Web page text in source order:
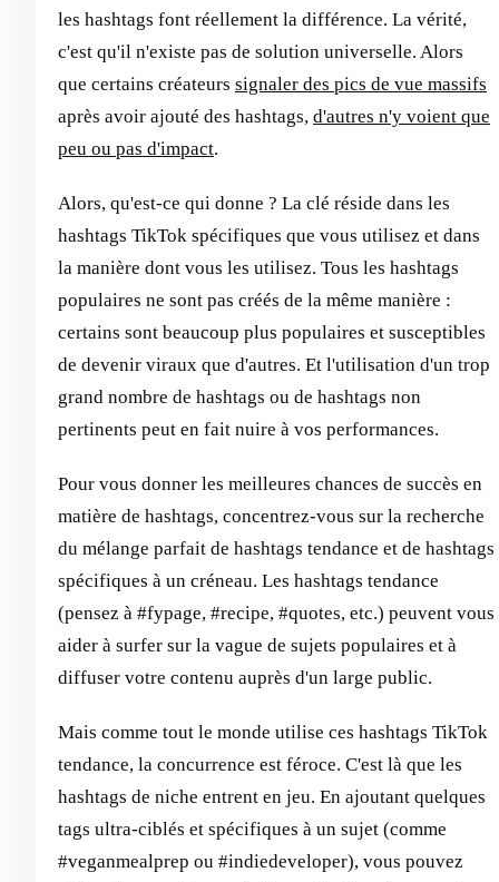
les hashtags font réellement la différence. La vérité,
c'est qu'il n'existe pas de solution universelle. Alors
que certains créateurs signaler des pics de vue massifs
après avoir ajouté des hashtags, d'autres n'y voient que
peu ou pas d'impact.
Alors, qu'est-ce qui donne ? La clé réside dans les
hashtags TikTok spécifiques que vous utilisez et dans
la manière dont vous les utilisez. Tous les hashtags
populaires ne sont pas créés de la même manière :
certains sont beaucoup plus populaires et susceptibles
de devenir viraux que d'autres. Et l'utilisation d'un trop
grand nombre de hashtags ou de hashtags non
pertinents peut en fait nuire à vos performances.
Pour vous donner les meilleures chances de succès en
matière de hashtags, concentrez-vous sur la recherche
du mélange parfait de hashtags tendance et de hashtags
spécifiques à un créneau. Les hashtags tendance
(pensez à #fypage, #recipe, #quotes, etc.) peuvent vous
aider à surfer sur la vague de sujets populaires et à
diffuser votre contenu auprès d'un large public.
Mais comme tout le monde utilise ces hashtags TikTok
tendance, la concurrence est féroce. C'est là que les
hashtags de niche entrent en jeu. En ajoutant quelques
tags ultra-ciblés et spécifiques à un sujet (comme
#veganmealprep ou #indiedeveloper), vous pouvez